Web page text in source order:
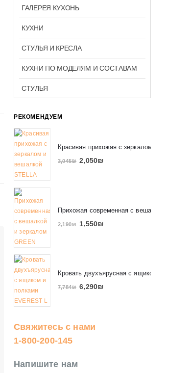
ГАЛЕРЕЯ КУХОНЬ
КУХНИ
СТУЛЬЯ И КРЕСЛА
КУХНИ ПО МОДЕЛЯМ И СОСТАВАМ
СТУЛЬЯ
РЕКОМЕНДУЕМ
Красивая прихожая с зеркалом и вешалкой
3,045₪ 2,050₪
Прихожая современная с вешалкой и
2,190₪ 1,550₪
Кровать двухъярусная с ящиком и
7,784₪ 6,290₪
Свяжитесь с нами
1-800-200-145
Напишите нам